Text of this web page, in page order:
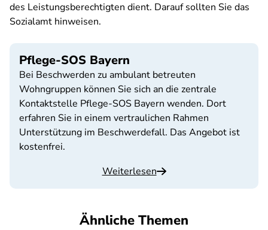
des Leistungsberechtigten dient. Darauf sollten Sie das
Sozialamt hinweisen.
Pflege-SOS Bayern
Bei Beschwerden zu ambulant betreuten
Wohngruppen können Sie sich an die zentrale
Kontaktstelle Pflege-SOS Bayern wenden. Dort
erfahren Sie in einem vertraulichen Rahmen
Unterstützung im Beschwerdefall. Das Angebot ist
kostenfrei.
Weiterlesen
Ähnliche Themen